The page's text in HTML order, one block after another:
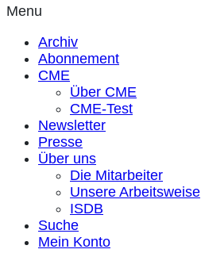
Menu
Archiv
Abonnement
CME
Über CME
CME-Test
Newsletter
Presse
Über uns
Die Mitarbeiter
Unsere Arbeitsweise
ISDB
Suche
Mein Konto